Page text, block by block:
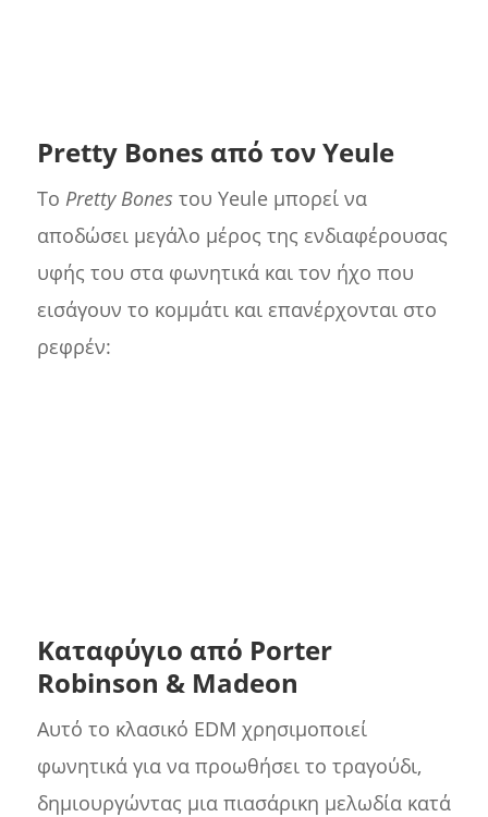
Pretty Bones από τον Yeule
Το Pretty Bones του Yeule μπορεί να
αποδώσει μεγάλο μέρος της ενδιαφέρουσας
υφής του στα φωνητικά και τον ήχο που
εισάγουν το κομμάτι και επανέρχονται στο
ρεφρέν:
Καταφύγιο από Porter
Robinson & Madeon
Αυτό το κλασικό EDM χρησιμοποιεί
φωνητικά για να προωθήσει το τραγούδι,
δημιουργώντας μια πιασάρικη μελωδία κατά